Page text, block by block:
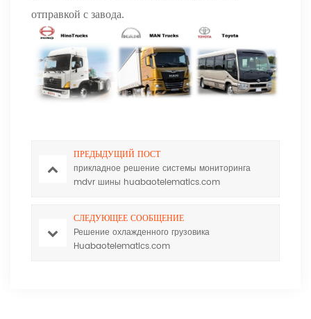
отправкой с завода.
ПРЕДЫДУЩИЙ ПОСТ
прикладное решение системы мониторинга
mdvr шины huabaotelematics.com
СЛЕДУЮЩЕЕ СООБЩЕНИЕ
Решение охлажденного грузовика
Huabaotelematics.com